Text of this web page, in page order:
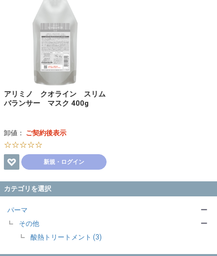
カテゴリを選択
パーマ
その他
酸熱トリートメント (3)
ー
ー
アリミノ クオライン スリム
バランサー マスク 400g
卸値： ご契約後表示
☆☆☆☆☆
新規・ログイン